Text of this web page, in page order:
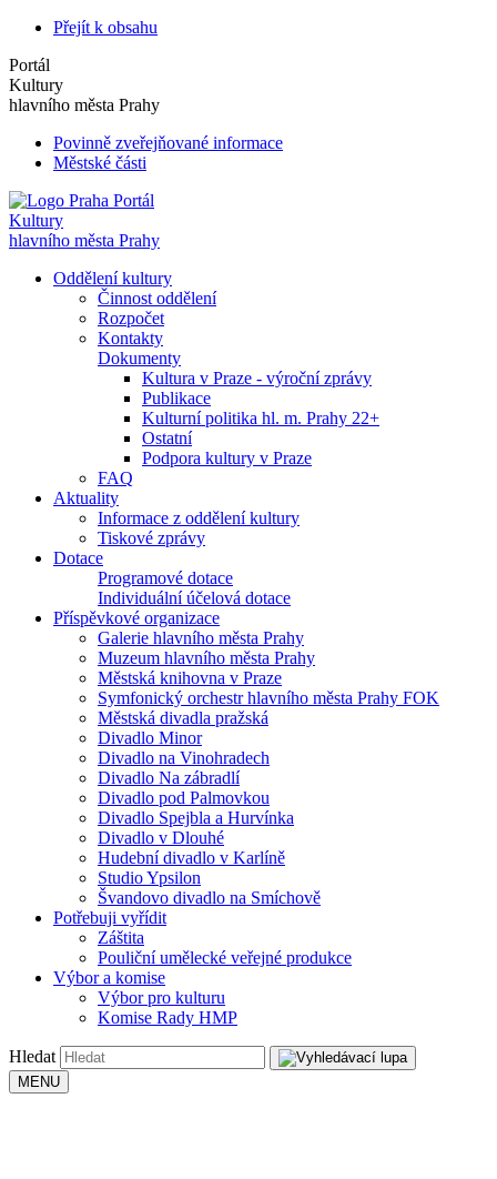
Přejít k obsahu
Portál
Kultury
hlavního města Prahy
Povinně zveřejňované informace
Městské části
Portál
Kultury
hlavního města Prahy
Oddělení kultury
Činnost oddělení
Rozpočet
Kontakty
Dokumenty
Kultura v Praze - výroční zprávy
Publikace
Kulturní politika hl. m. Prahy 22+
Ostatní
Podpora kultury v Praze
FAQ
Aktuality
Informace z oddělení kultury
Tiskové zprávy
Dotace
Programové dotace
Individuální účelová dotace
Příspěvkové organizace
Galerie hlavního města Prahy
Muzeum hlavního města Prahy
Městská knihovna v Praze
Symfonický orchestr hlavního města Prahy FOK
Městská divadla pražská
Divadlo Minor
Divadlo na Vinohradech
Divadlo Na zábradlí
Divadlo pod Palmovkou
Divadlo Spejbla a Hurvínka
Divadlo v Dlouhé
Hudební divadlo v Karlíně
Studio Ypsilon
Švandovo divadlo na Smíchově
Potřebuji vyřídit
Záštita
Pouliční umělecké veřejné produkce
Výbor a komise
Výbor pro kulturu
Komise Rady HMP
Hledat
MENU